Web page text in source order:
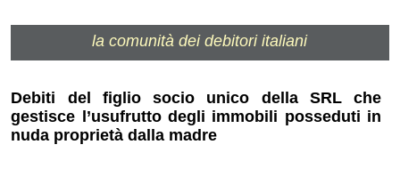
la comunità dei debitori italiani
Debiti del figlio socio unico della SRL che
gestisce l’usufrutto degli immobili posseduti in
nuda proprietà dalla madre